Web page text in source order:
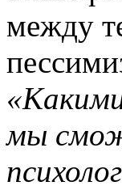
между
мы